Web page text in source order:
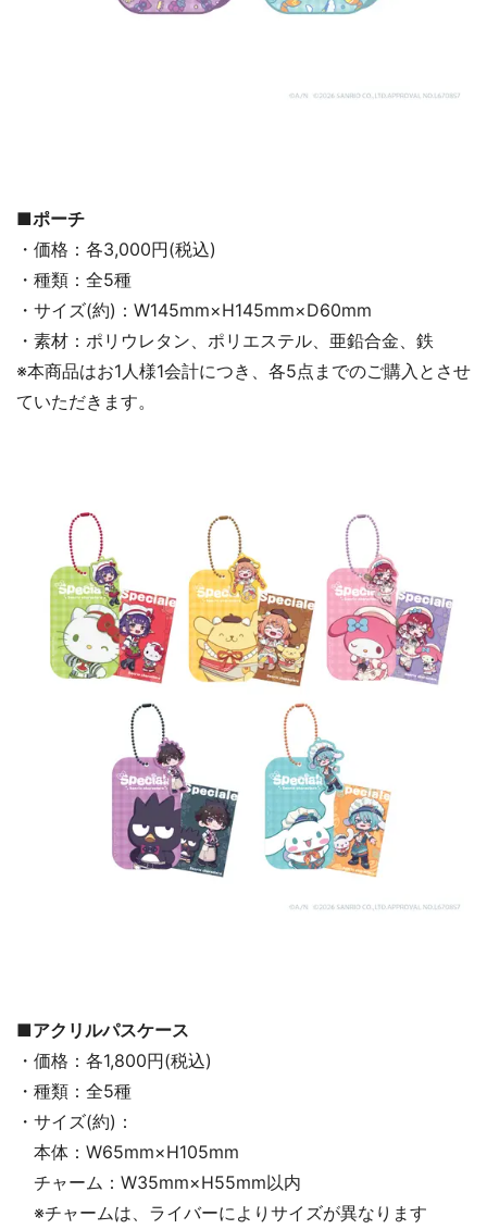
■ポーチ
・価格：各3,000円(税込)
・種類：全5種
・サイズ(約)：W145mm×H145mm×D60mm
・素材：ポリウレタン、ポリエステル、亜鉛合金、鉄
※本商品はお1人様1会計につき、各5点までのご購入とさせ
ていただきます。
■アクリルパスケース
・価格：各1,800円(税込)
・種類：全5種
・サイズ(約)：
本体：W65mm×H105mm
チャーム：W35mm×H55mm以内
※チャームは、ライバーによりサイズが異なります